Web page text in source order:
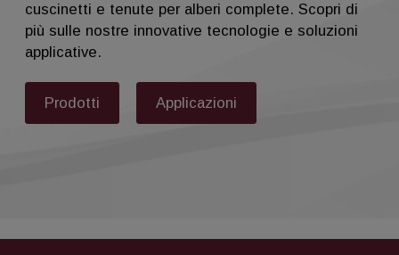
cuscinetti e tenute per alberi complete. Scopri di
più sulle nostre innovative tecnologie e soluzioni
applicative.
Prodotti Applicazioni